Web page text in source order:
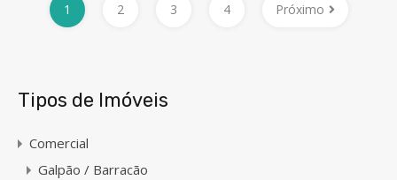
1 2 3 4 Próximo
Tipos de Imóveis
Comercial
Galpão / Barracão